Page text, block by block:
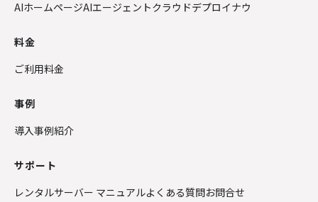
AIホームページAIエージェントクラウドデプロイナウ
料金
ご利用料金
事例
導入事例紹介
サポート
レンタルサーバー マニュアルよくある質問お問合せ